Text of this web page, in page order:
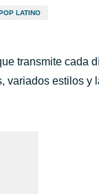
LATINO
transmite cada
variados estilos y